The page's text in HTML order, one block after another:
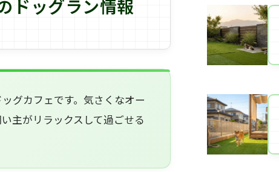
ドッグラン情報
グカフェです。気さくなオー
主がリラックスして過ごせる